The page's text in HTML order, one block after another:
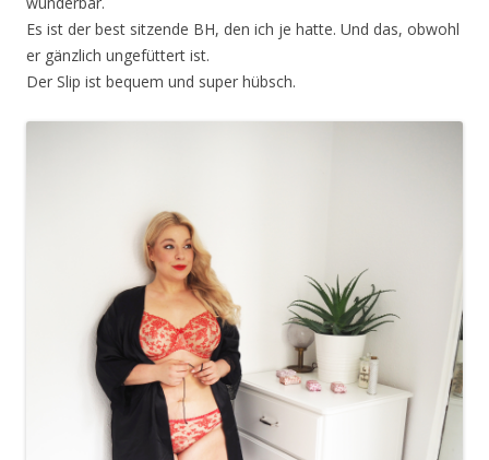
Es ist der best sitzende BH, den ich je hatte. Und das, obwohl
er gänzlich ungefüttert ist.
Der Slip ist bequem und super hübsch.